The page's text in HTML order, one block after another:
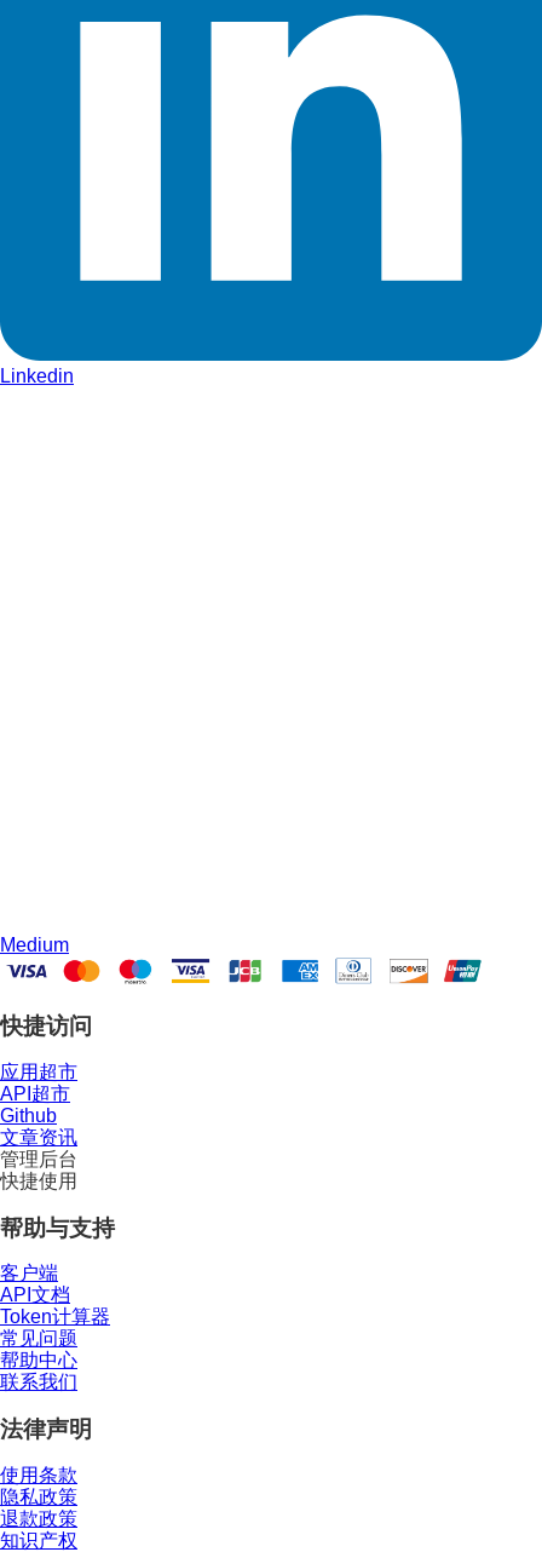
Linkedin
Medium
快捷访问
应用超市
API超市
Github
文章资讯
管理后台
快捷使用
帮助与支持
客户端
API文档
Token计算器
常见问题
帮助中心
联系我们
法律声明
使用条款
隐私政策
退款政策
知识产权